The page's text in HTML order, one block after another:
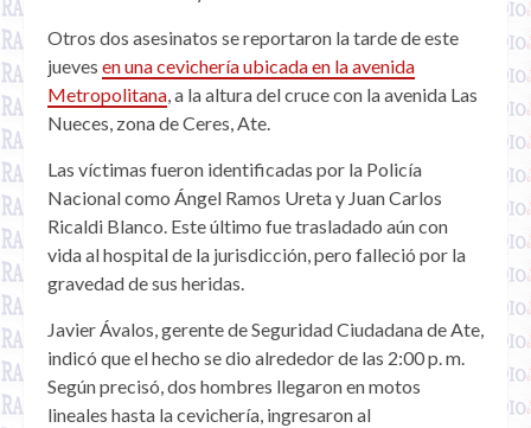
Otros dos asesinatos se reportaron la tarde de este
jueves en una cevichería ubicada en la avenida
Metropolitana, a la altura del cruce con la avenida Las
Nueces, zona de Ceres, Ate.
Las víctimas fueron identificadas por la Policía
Nacional como Ángel Ramos Ureta y Juan Carlos
Ricaldi Blanco. Este último fue trasladado aún con
vida al hospital de la jurisdicción, pero falleció por la
gravedad de sus heridas.
Javier Ávalos, gerente de Seguridad Ciudadana de Ate,
indicó que el hecho se dio alrededor de las 2:00 p. m.
Según precisó, dos hombres llegaron en motos
lineales hasta la cevichería, ingresaron al